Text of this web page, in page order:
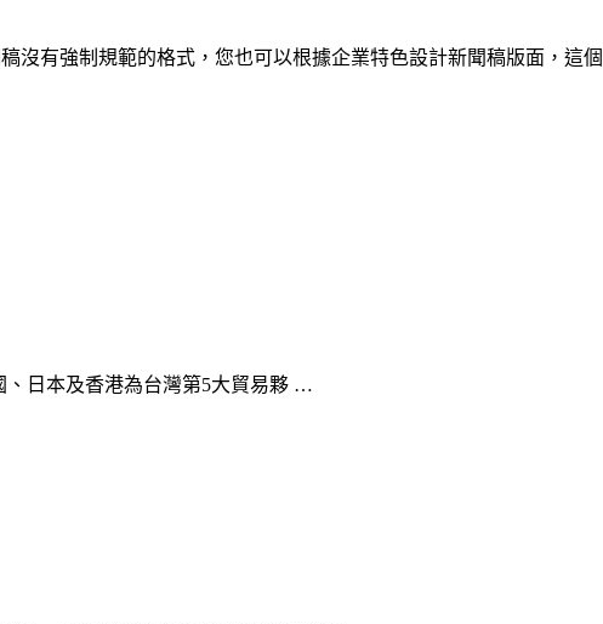
沒有強制規範的格式，您也可以根據企業特色設計新聞稿版面，這
、日本及香港為台灣第5大貿易夥 …